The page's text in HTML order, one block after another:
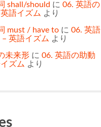
shall/should に 06. 英語の
語イズム より
must / have to に 06. 英語
英語イズム より
未来形 に 06. 英語の助動
ズム より